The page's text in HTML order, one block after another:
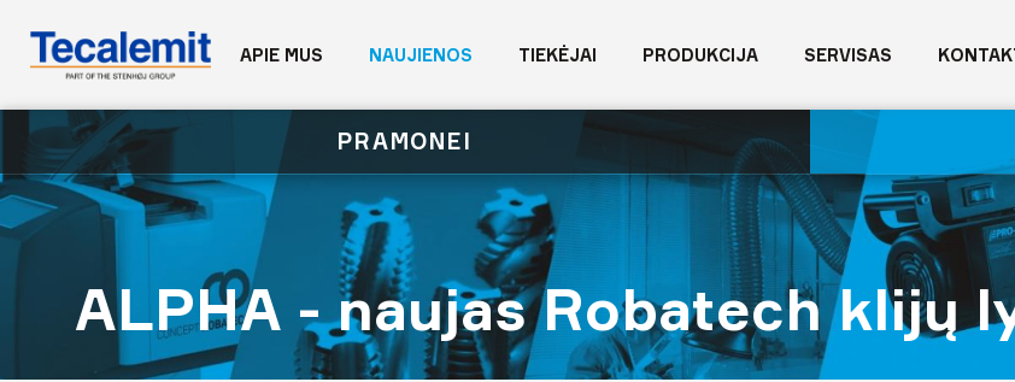
APIE MUS NAUJIENOS TIEKĖJAI PRODUKCIJA SERVISAS
PRAMONEI
ALPHA - naujas Robatech klijų